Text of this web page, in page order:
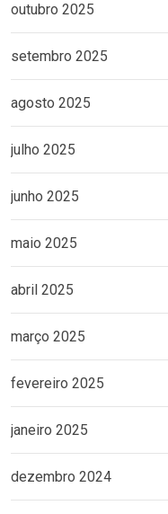
outubro 2025
setembro 2025
agosto 2025
julho 2025
junho 2025
maio 2025
abril 2025
março 2025
fevereiro 2025
janeiro 2025
dezembro 2024